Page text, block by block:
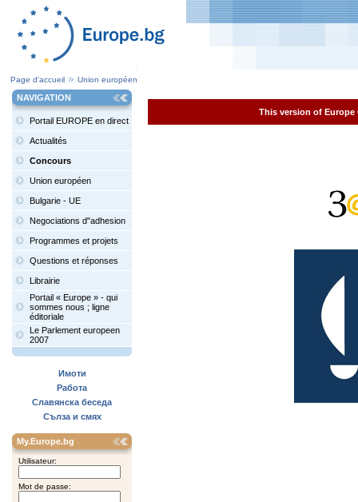
Page d’accueil Union européen
NAVIGATION
Portail EUROPE en direct
Actualités
Concours
Union européen
Bulgarie - UE
Negociations d"adhesion
Programmes et projets
Questions et réponses
Librairie
Portail « Europe » - qui
sommes nous ; ligne
éditoriale
Le Parlement europeen
2007
Имоти
Работа
Славянска беседа
Сълза и смях
My.Europe.bg
Utilisateur:
Mot de passe:
This version of Europe